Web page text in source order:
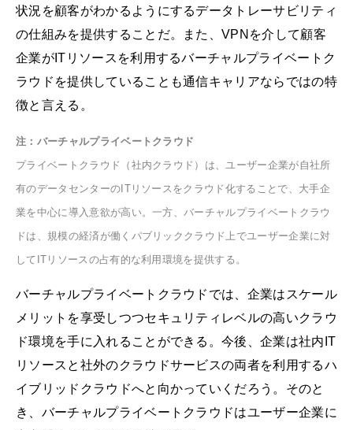
状況を顧客がわかるようにするデータトレーサビリティ
の仕組みを提供することだ。また、VPNを介して顧客
企業がITリソースを利用するバーチャルプライベートク
ラウドを提供していることも通信キャリアならではの特
徴と言える。
注：バーチャルプライベートクラウド
プライベートクラウド（社内クラウド）は、ユーザー企業が自社所
有のデータセンターのITリソースをクラウド化することで、大手企
業を中心に導入意欲が高い。一方、バーチャルプライベートクラウ
ドは、規模の経済が働くパブリッククラウド上でユーザー企業に対
してITリソースの占有的な利用環境を提供する。
バーチャルプライベートクラウドでは、企業はスケール
メリットを享受しつつセキュリティレベルの高いクラウ
ド環境を手に入れることができる。今後、企業は社内IT
リソースと社外のクラウドサービスの両者を利用するハ
イブリッドクラウドへと向かっていくだろう。そのと
き、バーチャルプライベートクラウドはユーザー企業に